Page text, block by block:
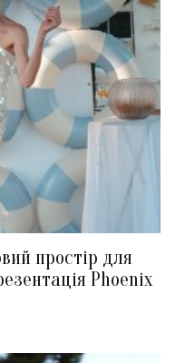
простір для
Phoenix